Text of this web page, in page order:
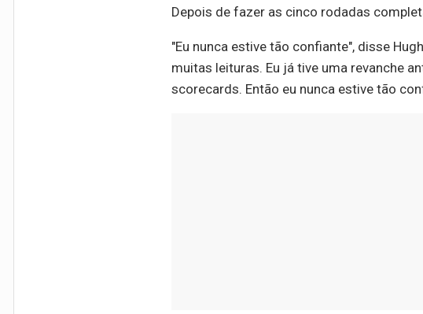
Depois de fazer as cinco rodadas
"Eu nunca estive tão confiante", disse
muitas leituras. Eu já tive uma revanche
scorecards. Então eu nunca estive tão